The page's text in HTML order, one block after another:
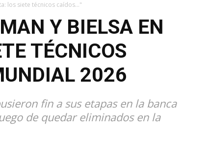
los siete técnicos caídos..."
Y BIELSA EN
TÉCNICOS
2026
fin a sus etapas en la banca
de quedar eliminados en la